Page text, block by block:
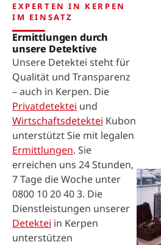
EXPERTEN IN KERPEN
IM EINSATZ
Ermittlungen durch
unsere Detektive
Unsere Detektei steht für
Qualität und Transparenz
– auch in Kerpen. Die
Privatdetektei und
Wirtschaftsdetektei Kubon
unterstützt Sie mit legalen
Ermittlungen. Sie
erreichen uns 24 Stunden,
7 Tage die Woche unter
0800 10 20 40 3. Die
Dienstleistungen unserer
Detektei in Kerpen
unterstützen